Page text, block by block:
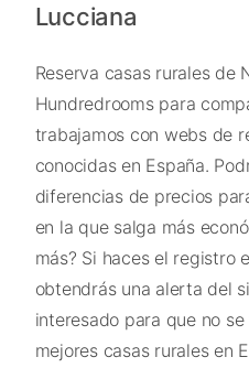
Lucciana
Reserva casas rurales de
Hundredrooms para
trabajamos con webs de
conocidas en España.
diferencias de precios
en la que salga más
más? Si haces el registro
obtendrás una alerta del
interesado para que no
mejores casas rurales en